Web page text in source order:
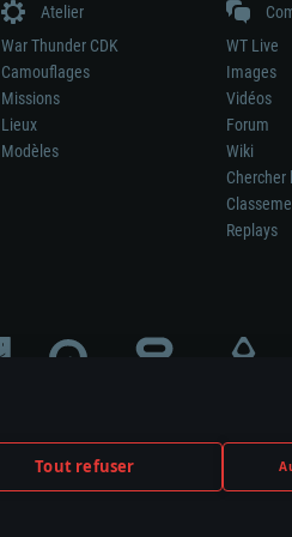
Tout refuser
Atelier
War Thunder CDK
Camouflages
Missions
Lieux
Modèles
WT Live
Images
Vidéos
Forum
Wiki
Chercher
Replays
du jeu, le sponsoring ou à
owners.